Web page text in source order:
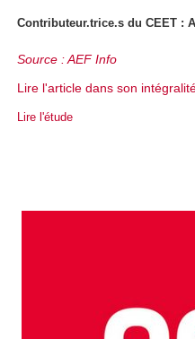
Contributeur.trice.s du CEET :
Source : AEF Info
Lire l'article dans son
Lire l'étude